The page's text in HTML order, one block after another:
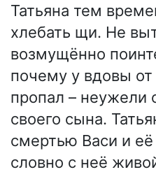
Татьяна тем
хлебать щи. Не
возмущённо
почему у вдовы от
пропал – неужели
своего сына.
смертью Васи и
словно с неё